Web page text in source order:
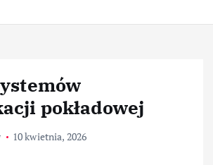
pokładowej
10 kwietnia, 2026